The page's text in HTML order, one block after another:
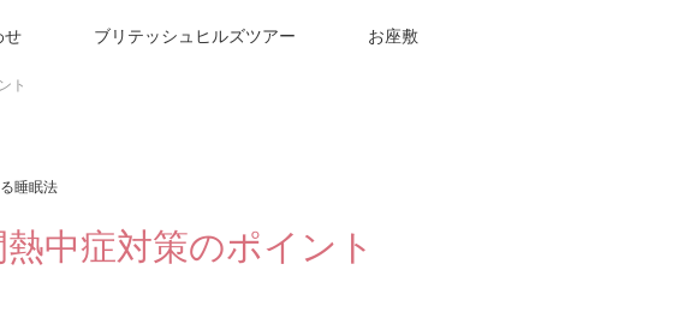
せ ブリテッシュヒルズツアー お座敷
ト
睡眠法
中症対策のポイント